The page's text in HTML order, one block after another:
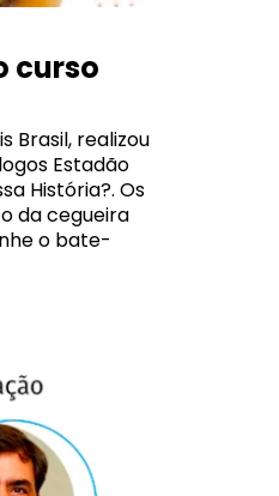
curso
Brasil, realizou
Estadão
História?. Os
da cegueira
o bate-